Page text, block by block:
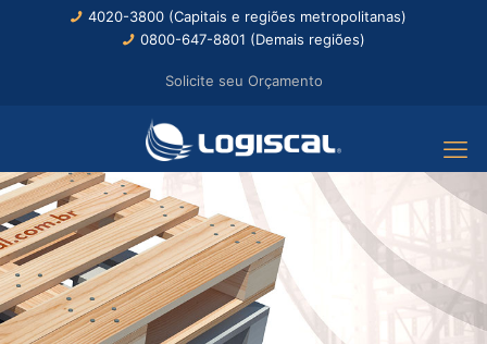
4020-3800 (Capitais e regiões metropolitanas)
0800-647-8801 (Demais regiões)
Solicite seu Orçamento